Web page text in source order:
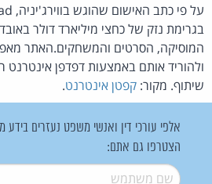
בגרימת נזק של כחצי מיליארד דולר
המוסיקה, הסרטים והמשחקים.האתר
ולהוריד אותם באמצעות דפדפן אינטרנט
שיתוף. מקור: קפטן אינטרנט.
אלפי עורכי דין ואנשי משפט נעזרים בידע
הצטרפו גם אתם:
שם משתמש*